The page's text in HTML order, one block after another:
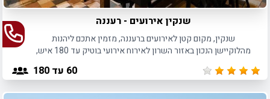
שנקין אירועים - רעננה
שנקין, מקום קטן לאירועים ברעננה, מזמין אתכם ליהנות
מהלוקיישן הנכון באזור השרון לאירוח אירועי בוטיק עד 180 איש,
60 עד 180